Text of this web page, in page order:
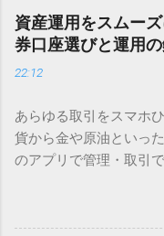
資産運用をスムー
券口座選びと運用の
22:12
あらゆる取引をスマホ
貨から金や原油といっ
のアプリで管理・取引
め、初心者でも迷わず
でもどこでも手軽に取